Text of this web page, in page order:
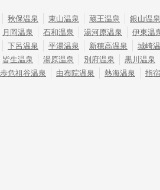
秋保温泉 東山温泉 蔵王温泉
銀山温泉
月岡温泉 石和温泉 湯河原温泉
伊東温
下呂温泉 平湯温泉 新穂高温泉
城崎
皆生温泉 湯原温泉 別府温泉
黒川温泉
危祖谷温泉 由布院温泉 熱海温泉 指